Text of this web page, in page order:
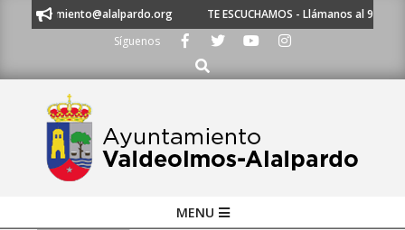
a ayuntamiento@alalpardo.org
TE ESCUCHAMOS - Llámanos al 91
Síguenos
Buscar
MENU